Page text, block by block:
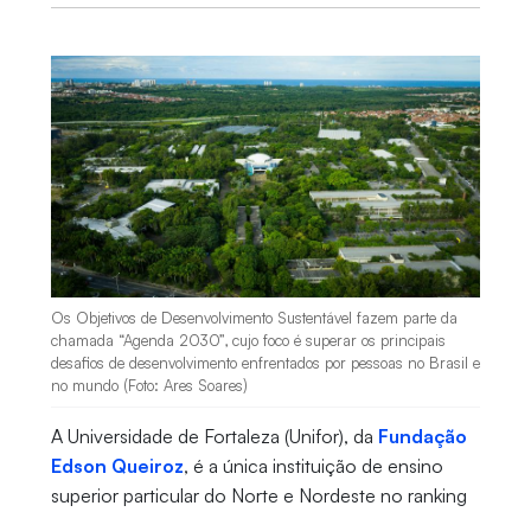
Os Objetivos de Desenvolvimento Sustentável fazem parte da
chamada “Agenda 2030”, cujo foco é superar os principais
desafios de desenvolvimento enfrentados por pessoas no Brasil e
no mundo (Foto: Ares Soares)
A Universidade de Fortaleza (Unifor), da Fundação
Edson Queiroz, é a única instituição de ensino
superior particular do Norte e Nordeste no ranking